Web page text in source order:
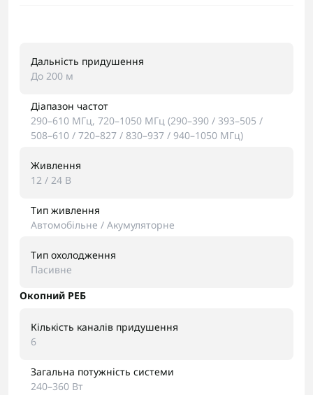
Дальність придушення
До 200 м
Діапазон частот
290–610 МГц, 720–1050 МГц (290–390 / 393–505 /
508–610 / 720–827 / 830–937 / 940–1050 МГц)
Живлення
12 / 24 В
Тип живлення
Автомобільне / Акумуляторне
Тип охолодження
Пасивне
Окопний РЕБ
Кількість каналів придушення
6
Загальна потужність системи
240–360 Вт